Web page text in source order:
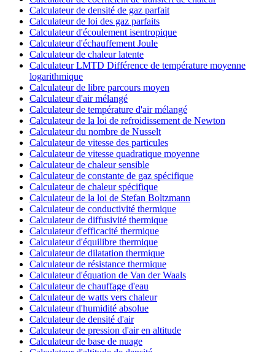
Calculateur de densité de gaz parfait
Calculateur de loi des gaz parfaits
Calculateur d'écoulement isentropique
Calculateur d'échauffement Joule
Calculateur de chaleur latente
Calculateur LMTD Différence de température moyenne
logarithmique
Calculateur de libre parcours moyen
Calculateur d'air mélangé
Calculateur de température d'air mélangé
Calculateur de la loi de refroidissement de Newton
Calculateur du nombre de Nusselt
Calculateur de vitesse des particules
Calculateur de vitesse quadratique moyenne
Calculateur de chaleur sensible
Calculateur de constante de gaz spécifique
Calculateur de chaleur spécifique
Calculateur de la loi de Stefan Boltzmann
Calculateur de conductivité thermique
Calculateur de diffusivité thermique
Calculateur d'efficacité thermique
Calculateur d'équilibre thermique
Calculateur de dilatation thermique
Calculateur de résistance thermique
Calculateur d'équation de Van der Waals
Calculateur de chauffage d'eau
Calculateur de watts vers chaleur
Calculateur d'humidité absolue
Calculateur de densité d'air
Calculateur de pression d'air en altitude
Calculateur de base de nuage